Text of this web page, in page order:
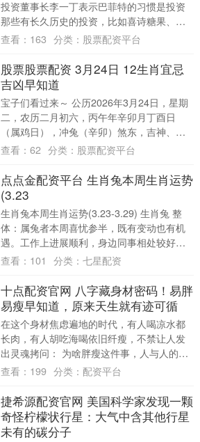
投资董事长李一丁表示巴菲特的习惯是投资
那些有长久历史的投资，比如喜诗糖果、可
口可乐等。显然英伟达没有这么长的历史。
查看： 163 分类： 股票配资平台
股票股票配资 3月24日 12生肖宜忌
吉凶早知道
宝子们看过来～ 公历2026年3月24日，星期
二，农历二月初六，丙午年辛卯月丁酉日
（属鸡日），冲兔（辛卯）煞东，吉神、凶
神各有讲究，宜破屋、修墙、求医问药，其
查看： 62 分类： 股票配资平台
点点金配资平台 生肖兔本周生肖运势
(3.23
生肖兔本周生肖运势(3.23-3.29) 生肖兔 整
体：属兔者本周喜忧参半，既有变动也有机
遇。工作上进展顺利，身边同事相处较好。
财富上无论是薪金还是投资理财皆有....
查看： 101 分类： 七星配资
十点配资官网 八字藏身材密码！易胖
易瘦早知道，原来天生就有迹可循
在这个身材焦虑遍地的时代，有人喝凉水都
长肉，有人胡吃海喝依旧纤瘦，不禁让人发
出灵魂拷问： 为啥胖瘦这件事，人与人的差
距这么大？ 有人说靠自律，有人讲看体质，
查看： 199 分类： 配资平台
捷希源配资官网 美国科学家发现一颗
奇怪柠檬状行星：大气中含其他行星
未有的碳分子